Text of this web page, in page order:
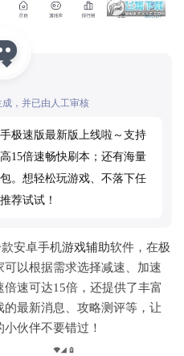
，并已由人工审核
极速版最新版上线啦～支持
15倍速畅快刷本；还有海量
。想轻松玩游戏、不落下任
荐试试！
安卓手机游戏辅助软件，在极
以根据需求选择减速、加速
速可达15倍，还提供了丰富
的最新消息、攻略测评等，让
伙伴不要错过！